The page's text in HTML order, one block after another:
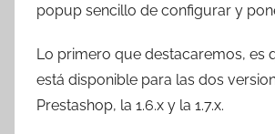
e
c
o
popup sencillo de configurar y
Lo primero que destacaremos, es
está disponible para las dos
Prestashop, la 1.6.x y la 1.7.x.